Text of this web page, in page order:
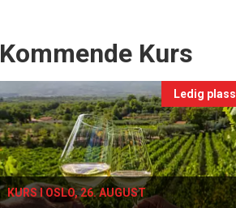
Events
Kommende Kurs
Ledig plass
KURS I OSLO, 26. AUGUST